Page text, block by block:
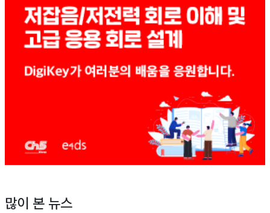
많이 본 뉴스